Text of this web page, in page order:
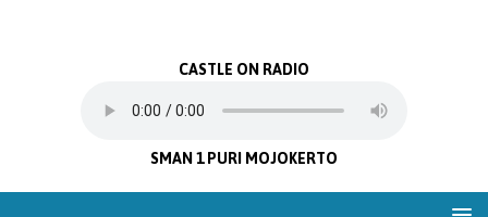
CASTLE ON RADIO
SMAN 1 PURI MOJOKERTO